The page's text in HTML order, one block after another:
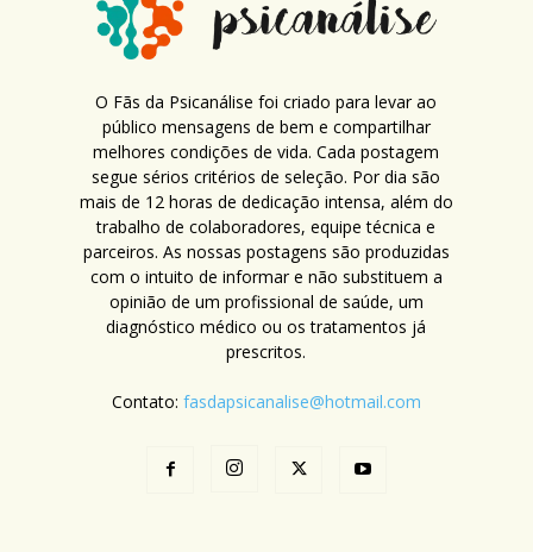
O Fãs da Psicanálise foi criado para levar ao
público mensagens de bem e compartilhar
melhores condições de vida. Cada postagem
segue sérios critérios de seleção. Por dia são
mais de 12 horas de dedicação intensa, além do
trabalho de colaboradores, equipe técnica e
parceiros. As nossas postagens são produzidas
com o intuito de informar e não substituem a
opinião de um profissional de saúde, um
diagnóstico médico ou os tratamentos já
prescritos.
Contato: fasdapsicanalise@hotmail.com